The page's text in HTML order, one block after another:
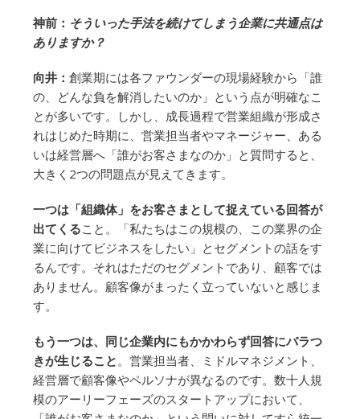
神前： そういった手法を続けてしまう企業に共通点は
ありますか？
向井： 創業期には各ファウンダーの現場経験から「誰
の、どんな負を解消したいのか」という点が明確なこ
とが多いです。しかし、成長過程で営業組織が形成さ
れはじめた時期に、営業担当者やマネージャー、ある
いは経営層へ「誰がお客さまなのか」と質問すると、
大きく2つの問題点が見えてきます。
一つは「組織体」をお客さまとして捉えている回答が
出てくること。「私たちはこの規模の、この業界の企
業に向けてビジネスをしたい」とセグメントの話をす
るんです。それはただのセグメントであり、顧客では
ありません。顧客像がまったく立っていないと感じま
す。
もう一つは、同じ企業内にもかかわらず回答にバラつ
きが生じること。営業担当者、ミドルマネジメント、
経営層で顧客像やペルソナが異なるのです。数十人規
模のアーリーフェーズのスタートアップにおいて、